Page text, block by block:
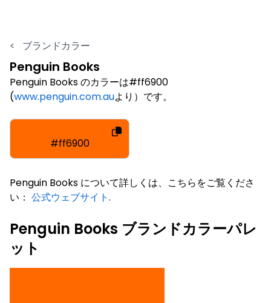
< ブランドカラー
Penguin Books
Penguin Books のカラーは#ff6900
(www.penguin.com.auより）です。
#ff6900
Penguin Books について詳しくは、こちらをご覧くださ
い： 公式ウェブサイト.
Penguin Books ブランドカラーパレ
ット